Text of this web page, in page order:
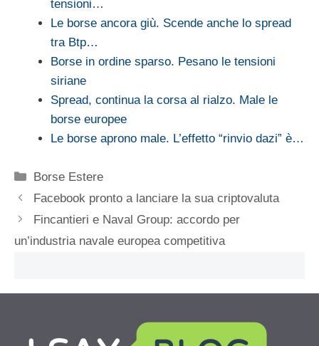
tensioni…
Le borse ancora giù. Scende anche lo spread
tra Btp…
Borse in ordine sparso. Pesano le tensioni
siriane
Spread, continua la corsa al rialzo. Male le
borse europee
Le borse aprono male. L’effetto “rinvio dazi” è…
Categorie
Borse Estere
Facebook pronto a lanciare la sua criptovaluta
Fincantieri e Naval Group: accordo per
un’industria navale europea competitiva